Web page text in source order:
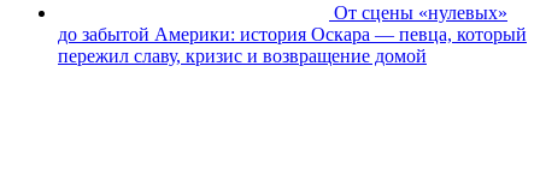
От сцены «нулевых»
до забытой Америки: история Оскара — певца, который
пережил славу, кризис и возвращение домой